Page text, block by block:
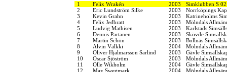
1 Felix Wrakén 2003
Simklubben S 02
2
Eric Lundström Silke 2003
Norrköpings
3
Kevin Grahn 2003
Katrineholms
4
Felix Jedbratt 2003
Mölndals
5
Ludvig Mathisen 2003
Karlstads
6
Dennis Partanen 2003
Skövde
7
Martin Schön 2003
Bollnäs
8
Alvin Välkki 2004
Mölndals
9
Oliver Hjalmarsson Sarlind 2003
Gävle
10
Oscar Sjöström 2003
Mölndals
11
Olle Wikholm 2004
Gävle
12
Max Swegmark 2004
Mölndals